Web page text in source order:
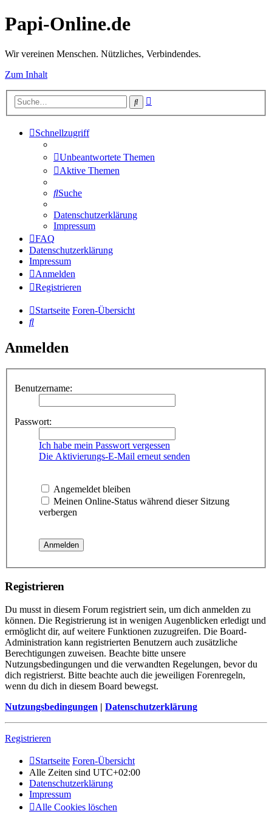
Papi-Online.de
Wir vereinen Menschen. Nützliches, Verbindendes.
Zum Inhalt
Suche
Schnellzugriff
Unbeantwortete Themen
Aktive Themen
Suche
Datenschutzerklärung
Impressum
FAQ
Datenschutzerklärung
Impressum
Anmelden
Registrieren
Startseite Foren-Übersicht
Suche
Anmelden
Benutzername:
Passwort:
Ich habe mein Passwort vergessen
Die Aktivierungs-E-Mail erneut senden
Angemeldet bleiben
Meinen Online-Status während dieser Sitzung
verbergen
Registrieren
Du musst in diesem Forum registriert sein, um dich anmelden zu
können. Die Registrierung ist in wenigen Augenblicken erledigt und
ermöglicht dir, auf weitere Funktionen zuzugreifen. Die Board-
Administration kann registrierten Benutzern auch zusätzliche
Berechtigungen zuweisen. Beachte bitte unsere
Nutzungsbedingungen und die verwandten Regelungen, bevor du
dich registrierst. Bitte beachte auch die jeweiligen Forenregeln,
wenn du dich in diesem Board bewegst.
Nutzungsbedingungen | Datenschutzerklärung
Registrieren
Startseite Foren-Übersicht
Alle Zeiten sind UTC+02:00
Datenschutzerklärung
Impressum
Alle Cookies löschen